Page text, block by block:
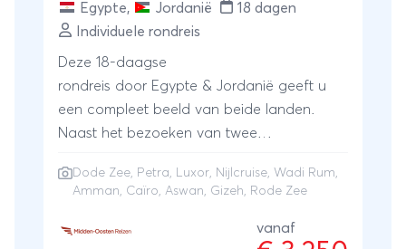
Egypte, Jordanië
18 dagen
Individuele rondreis
Deze 18-daagse
rondreis door Egypte & Jordanië geeft u
een compleet beeld van beide landen.
Naast het bezoeken van twee
in Egypte en Petra in Jordanië, maakt u
cultuur van deze bijzondere
Dode Zee, Petra, Luxor, Nijlcruise, Wadi Rum,
Amman, Caïro, Aswan, Gizeh, Rode Zee
vanaf